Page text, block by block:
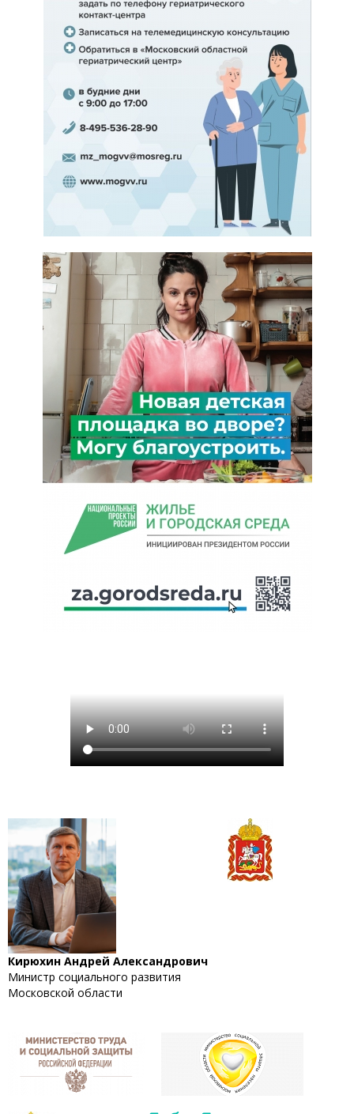
Кирюхин Андрей Александрович
Министр социального развития
Московской области